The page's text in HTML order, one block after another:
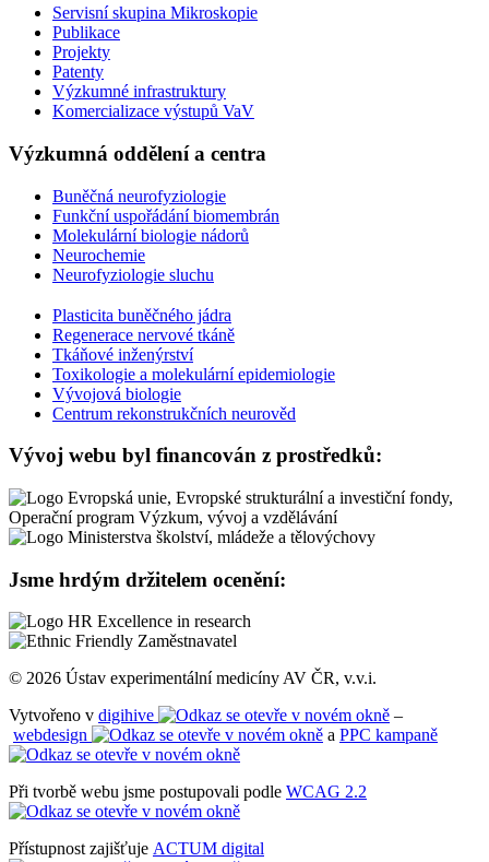
Servisní skupina Mikroskopie
Publikace
Projekty
Patenty
Výzkumné infrastruktury
Komercializace výstupů VaV
Výzkumná oddělení a centra
Buněčná neurofyziologie
Funkční uspořádání biomembrán
Molekulární biologie nádorů
Neurochemie
Neurofyziologie sluchu
Plasticita buněčného jádra
Regenerace nervové tkáně
Tkáňové inženýrství
Toxikologie a molekulární epidemiologie
Vývojová biologie
Centrum rekonstrukčních neurověd
Vývoj webu byl financován z prostředků:
Jsme hrdým držitelem ocenění:
© 2026 Ústav experimentální medicíny AV ČR, v.v.i.
Vytvořeno v digihive
–
webdesign
a PPC kampaně
Při tvorbě webu jsme postupovali podle WCAG 2.2
Přístupnost zajišťuje ACTUM digital